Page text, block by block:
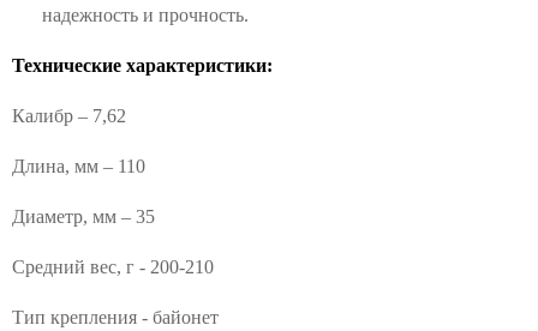
надежность и прочность.
Технические характеристики:
Калибр – 7,62
Длина, мм – 110
Диаметр, мм – 35
Средний вес, г - 200-210
Тип крепления - байонет